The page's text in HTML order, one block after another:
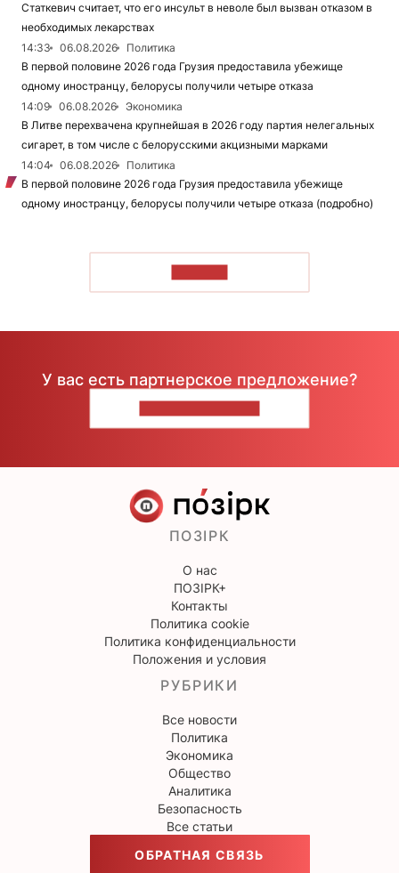
Статкевич считает, что его инсульт в неволе был вызван отказом в
необходимых лекарствах
14:33
06.08.2026
Политика
В первой половине 2026 года Грузия предоставила убежище
одному иностранцу, белорусы получили четыре отказа
14:09
06.08.2026
Экономика
В Литве перехвачена крупнейшая в 2026 году партия нелегальных
сигарет, в том числе с белорусскими акцизными марками
14:04
06.08.2026
Политика
В первой половине 2026 года Грузия предоставила убежище
одному иностранцу, белорусы получили четыре отказа (подробно)
У вас есть партнерское предложение?
ПОЗІРК
О нас
ПОЗІРК+
Контакты
Политика cookie
Политика конфиденциальности
Положения и условия
РУБРИКИ
Все новости
Политика
Экономика
Общество
Аналитика
Безопасность
Все статьи
ОБРАТНАЯ СВЯЗЬ